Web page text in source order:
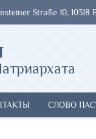
Straße 10, 10318
СЛОВО